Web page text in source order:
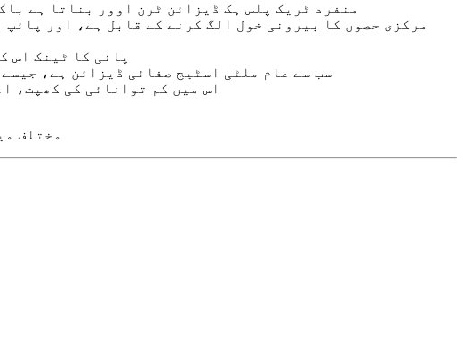
6. منفرد ٹریک پلس ہک ڈیزائن ٹرن اوور بناتا ہے
8. پانی کا ٹینک
9. سب سے عام ملٹی اسٹیج صفائی ڈیزائن ہے،
10. اس میں کم توانائی کی
مختلف